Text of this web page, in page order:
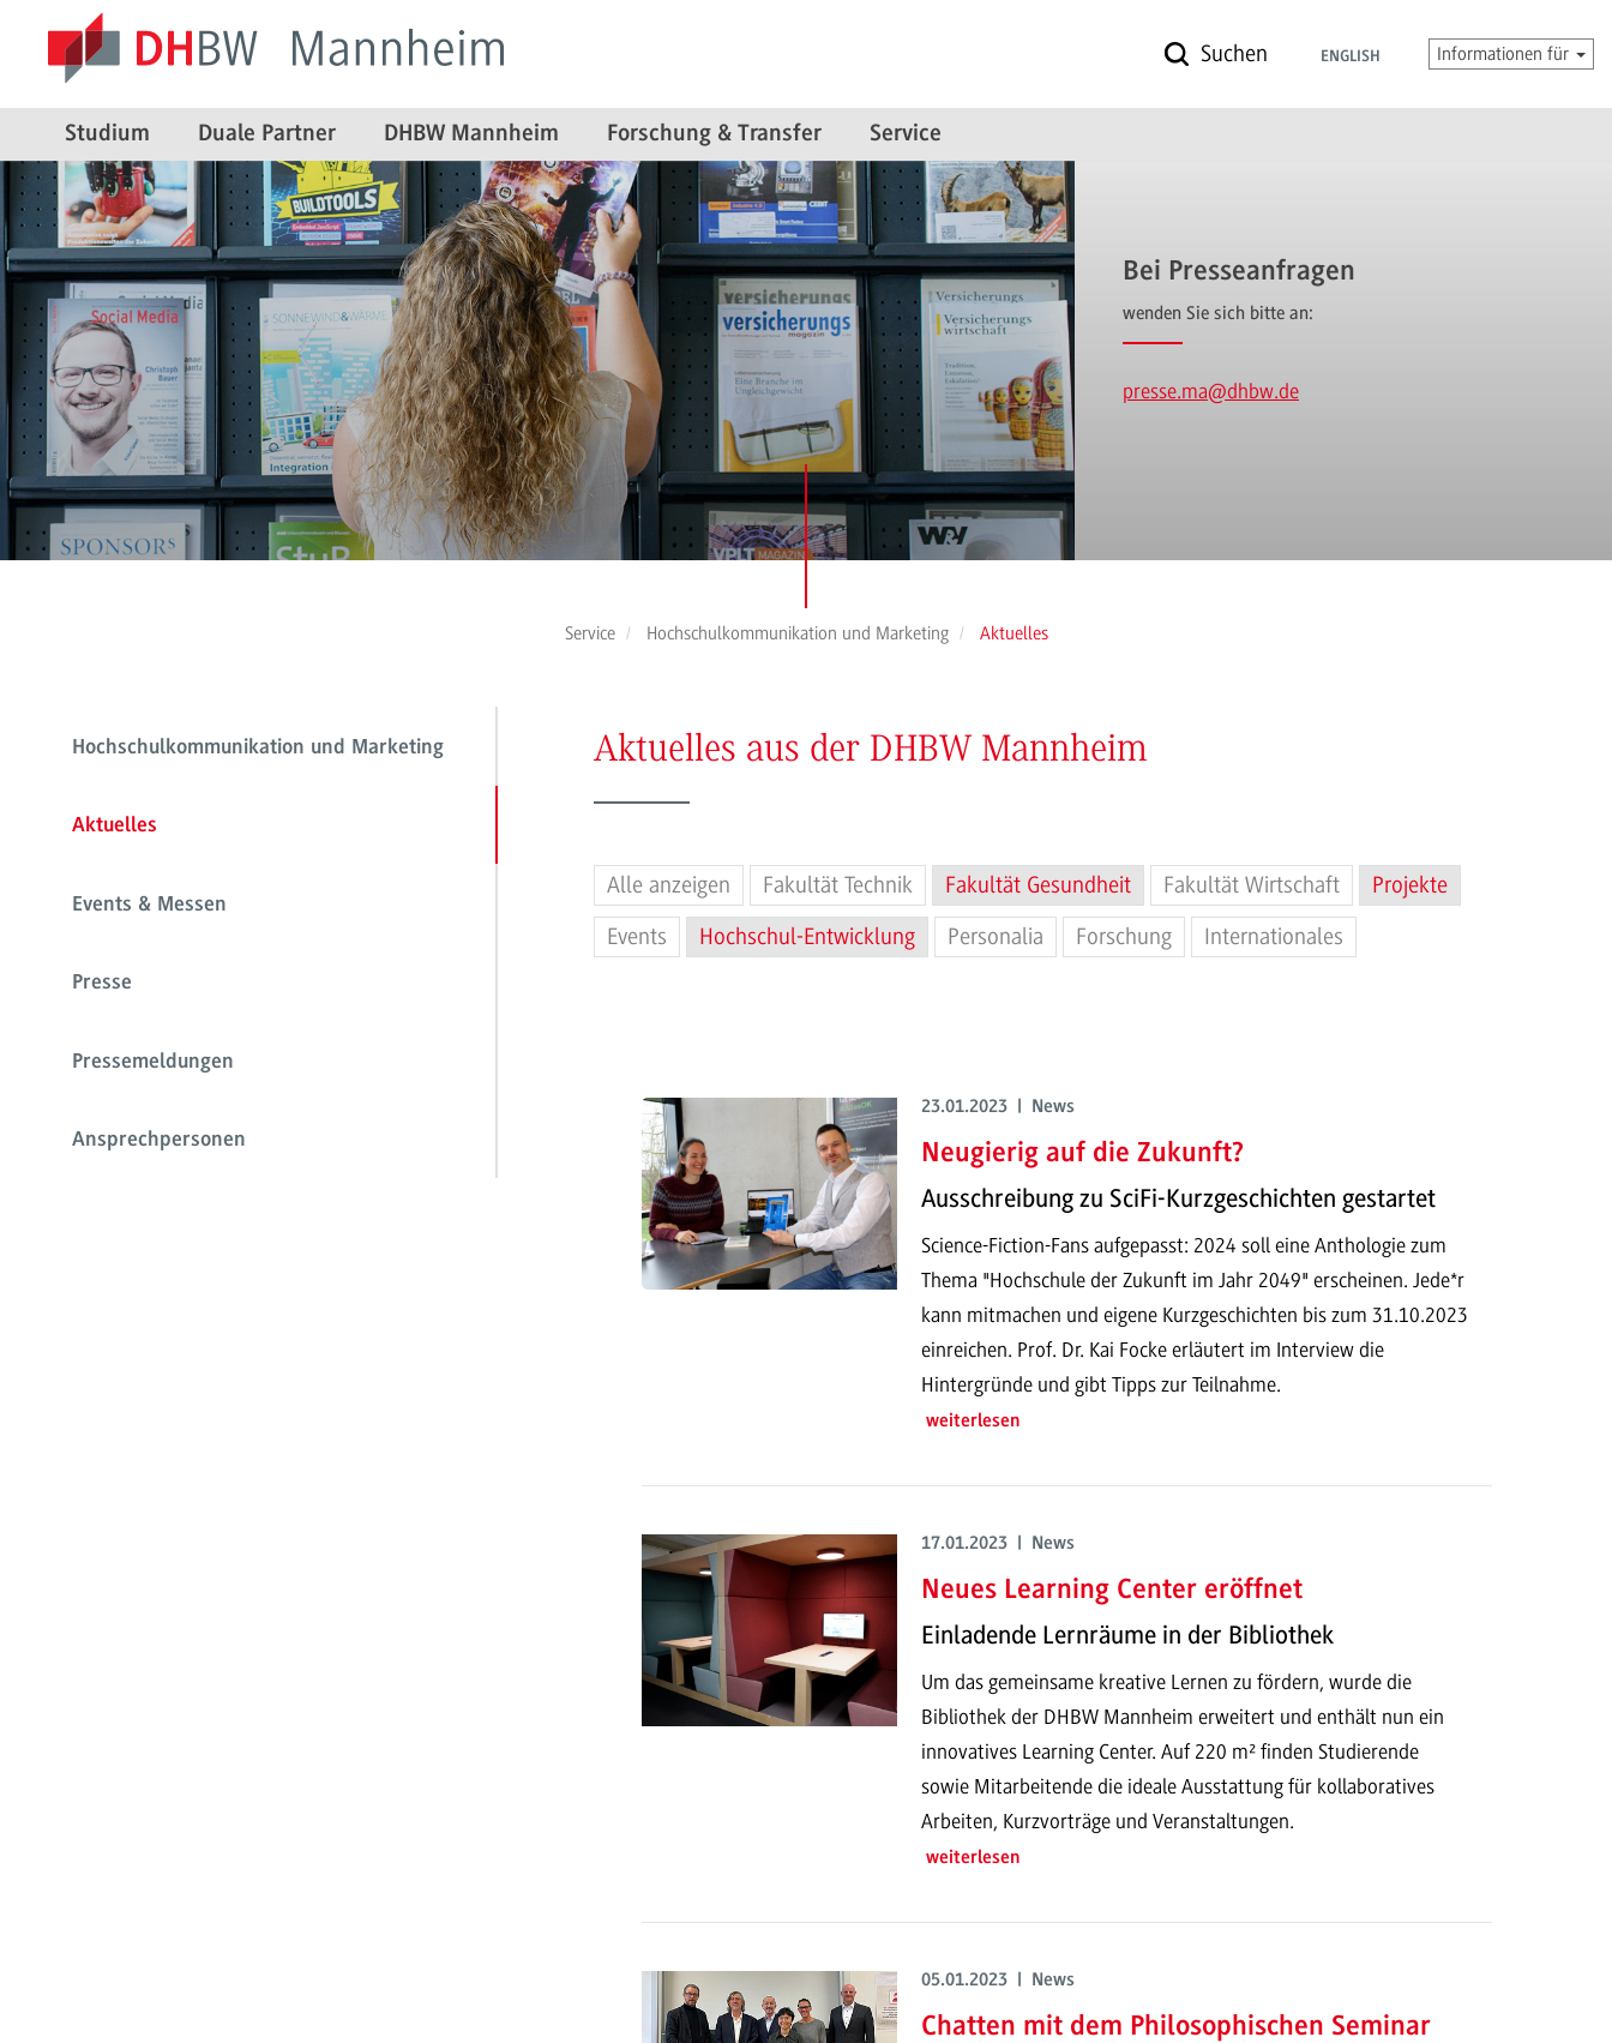
Suchen ENGLISH Informationen für
Studium Duale Partner DHBW Mannheim Forschung & Transfer Service
Bei Presseanfragen
wenden Sie sich bitte an:
presse.ma@dhbw.de
Service Hochschulkommunikation und Marketing Aktuelles
Hochschulkommunikation und Marketing
Aktuelles
Events & Messen
Presse
Pressemeldungen
Ansprechpersonen
Aktuelles aus der DHBW Mannheim
Alle anzeigen Fakultät Technik Fakultät Gesundheit Fakultät Wirtschaft
Projekte
Events
Hochschul-Entwicklung Personalia Forschung Internationales
23.01.2023 | News
Neugierig auf die Zukunft?
Ausschreibung zu SciFi-Kurzgeschichten gestartet
Science-Fiction-Fans aufgepasst: 2024 soll eine Anthologie zum
Thema "Hochschule der Zukunft im Jahr 2049" erscheinen. Jede*r
kann mitmachen und eigene Kurzgeschichten bis zum 31.10.2023
einreichen. Prof. Dr. Kai Focke erläutert im Interview die
Hintergründe und gibt Tipps zur Teilnahme.
weiterlesen
17.01.2023 | News
Neues Learning Center eröffnet
Einladende Lernräume in der Bibliothek
Um das gemeinsame kreative Lernen zu fördern, wurde die
Bibliothek der DHBW Mannheim erweitert und enthält nun ein
innovatives Learning Center. Auf 220 m² finden Studierende
sowie Mitarbeitende die ideale Ausstattung für kollaboratives
Arbeiten, Kurzvorträge und Veranstaltungen.
weiterlesen
05.01.2023 | News
Chatten mit dem Philosophischen Seminar